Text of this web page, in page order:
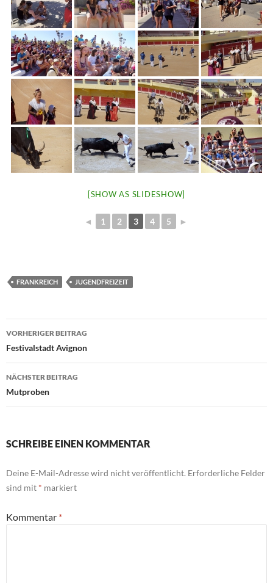
[SHOW AS SLIDESHOW]
◄ 1 2 3 4 5 ►
FRANKREICH JUGENDFREIZEIT
Beitragsnavigation
VORHERIGER BEITRAG
Festivalstadt Avignon
NÄCHSTER BEITRAG
Mutproben
SCHREIBE EINEN KOMMENTAR
Deine E-Mail-Adresse wird nicht veröffentlicht. Erforderliche Felder
sind mit * markiert
Kommentar *